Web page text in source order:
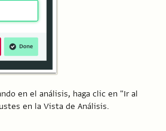
en el análisis, haga clic en "Ir al
en la Vista de Análisis.